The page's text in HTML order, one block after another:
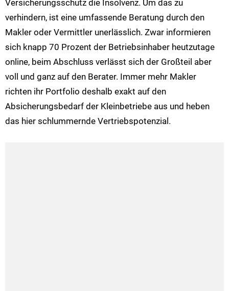
Versicherungsschutz die Insolvenz. Um das zu
verhindern, ist eine umfassende Beratung durch den
Makler oder Vermittler unerlässlich. Zwar informieren
sich knapp 70 Prozent der Betriebsinhaber heutzutage
online, beim Abschluss verlässt sich der Großteil aber
voll und ganz auf den Berater. Immer mehr Makler
richten ihr Portfolio deshalb exakt auf den
Absicherungsbedarf der Kleinbetriebe aus und heben
das hier schlummernde Vertriebspotenzial.